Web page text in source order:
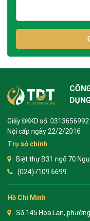
Giấy ĐKKD số:
Nội cấp ngày 22/2/2016
Trụ sở chính
Biệt thự B31 ngõ 70
(024)7109 6699
Hồ Chí Minh
Số 145 Hoa Lan,